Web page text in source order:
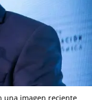
una imagen reciente